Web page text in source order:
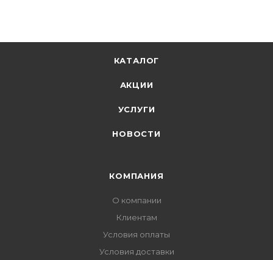
КАТАЛОГ
АКЦИИ
УСЛУГИ
НОВОСТИ
КОМПАНИЯ
О компании
Клиентам
Условия оплаты
Условия доставки